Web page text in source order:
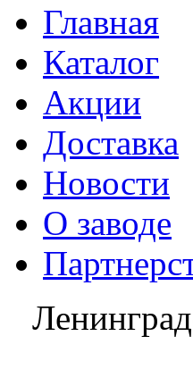
Главная
Каталог
Акции
Доставка
Новости
О заводе